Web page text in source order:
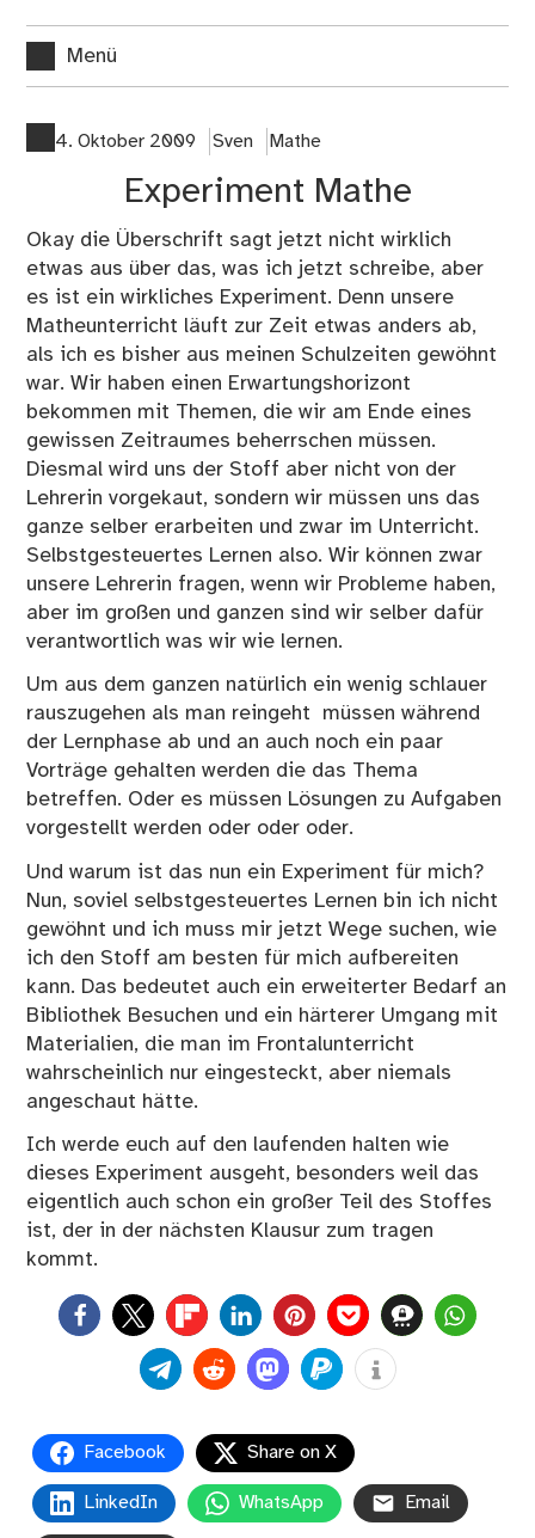
Menü
4. Oktober 2009 Sven Mathe
Experiment Mathe
Okay die Überschrift sagt jetzt nicht wirklich
etwas aus über das, was ich jetzt schreibe, aber
es ist ein wirkliches Experiment. Denn unsere
Matheunterricht läuft zur Zeit etwas anders ab,
als ich es bisher aus meinen Schulzeiten gewöhnt
war. Wir haben einen Erwartungshorizont
bekommen mit Themen, die wir am Ende eines
gewissen Zeitraumes beherrschen müssen.
Diesmal wird uns der Stoff aber nicht von der
Lehrerin vorgekaut, sondern wir müssen uns das
ganze selber erarbeiten und zwar im Unterricht.
Selbstgesteuertes Lernen also. Wir können zwar
unsere Lehrerin fragen, wenn wir Probleme haben,
aber im großen und ganzen sind wir selber dafür
verantwortlich was wir wie lernen.
Um aus dem ganzen natürlich ein wenig schlauer
rauszugehen als man reingeht müssen während
der Lernphase ab und an auch noch ein paar
Vorträge gehalten werden die das Thema
betreffen. Oder es müssen Lösungen zu Aufgaben
vorgestellt werden oder oder oder.
Und warum ist das nun ein Experiment für mich?
Nun, soviel selbstgesteuertes Lernen bin ich nicht
gewöhnt und ich muss mir jetzt Wege suchen, wie
ich den Stoff am besten für mich aufbereiten
kann. Das bedeutet auch ein erweiterter Bedarf an
Bibliothek Besuchen und ein härterer Umgang mit
Materialien, die man im Frontalunterricht
wahrscheinlich nur eingesteckt, aber niemals
angeschaut hätte.
Ich werde euch auf den laufenden halten wie
dieses Experiment ausgeht, besonders weil das
eigentlich auch schon ein großer Teil des Stoffes
ist, der in der nächsten Klausur zum tragen
kommt.
0
Facebook Share on X
LinkedIn WhatsApp Email